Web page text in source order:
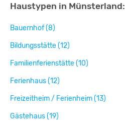
Haustypen in Münsterland:
Bauernhof (8)
Bildungsstätte (12)
Familienferienstätte (10)
Ferienhaus (12)
Freizeitheim / Ferienheim (13)
Gästehaus (19)